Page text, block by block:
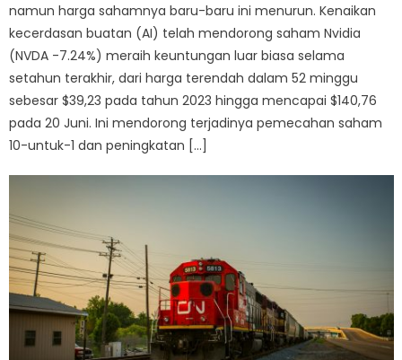
namun harga sahamnya baru-baru ini menurun. Kenaikan
kecerdasan buatan (AI) telah mendorong saham Nvidia
(NVDA -7.24%) meraih keuntungan luar biasa selama
setahun terakhir, dari harga terendah dalam 52 minggu
sebesar $39,23 pada tahun 2023 hingga mencapai $140,76
pada 20 Juni. Ini mendorong terjadinya pemecahan saham
10-untuk-1 dan peningkatan […]